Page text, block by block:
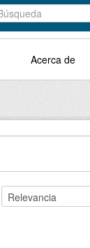
Acerca de